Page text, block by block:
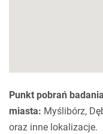
Punkt pobrań
miasta: Myślibórz,
oraz inne lokalizacje.